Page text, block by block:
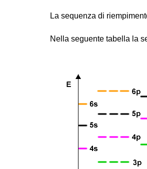
La sequenza di
Nella seguente tabella la